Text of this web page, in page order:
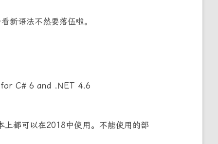
新语法不然要落伍啦。
C# 6 and .NET 4.6
都可以在2018中使用。不能使用的部